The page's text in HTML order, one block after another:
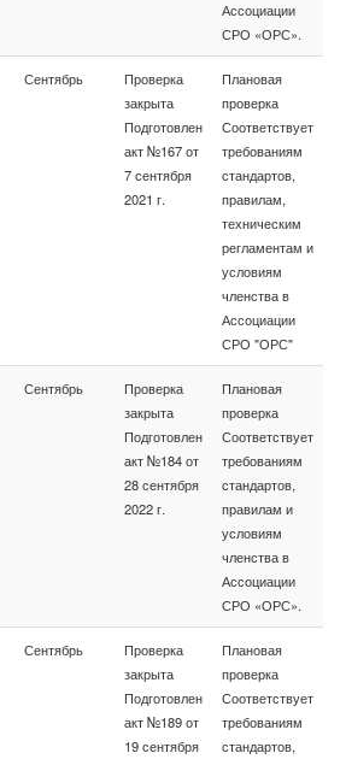
Ассоциации
СРО «ОРС».
Сентябрь
Проверка
закрыта
Подготовлен
акт №167 от
7 сентября
2021 г.
Плановая
проверка
Соответствует
требованиям
стандартов,
правилам,
техническим
регламентам и
условиям
членства в
Ассоциации
СРО "ОРС"
Сентябрь
Проверка
закрыта
Подготовлен
акт №184 от
28 сентября
2022 г.
Плановая
проверка
Соответствует
требованиям
стандартов,
правилам и
условиям
членства в
Ассоциации
СРО «ОРС».
Сентябрь
Проверка
закрыта
Подготовлен
акт №189 от
19 сентября
Плановая
проверка
Соответствует
требованиям
стандартов,